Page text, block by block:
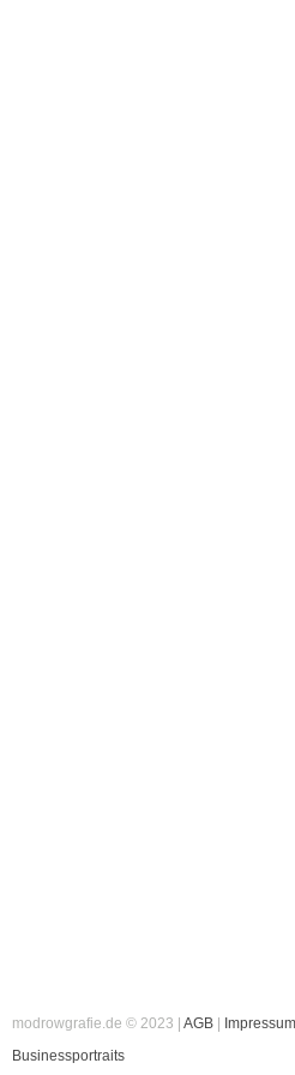
modrowgrafie.de © 2023 | AGB|
Businessportraits